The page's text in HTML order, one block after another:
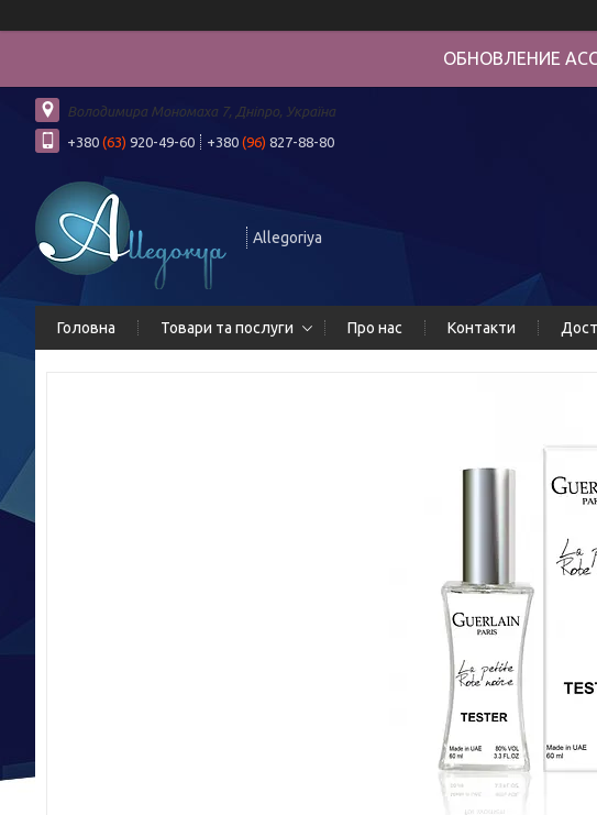
ОБНОВЛЕНИЕ
Володимира Мономаха 7, Дніпро, Україна
+380 (63) 920-49-60 +380 (96) 827-88-80
Allegoriya
Головна Товари та послуги Про нас Контакти